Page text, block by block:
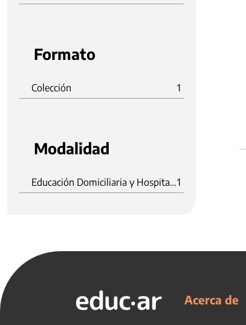
Formato
Colección 1
Modalidad
Educación Domiciliaria y Hospitalaria1
Acerca de